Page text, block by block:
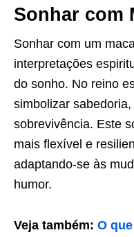
Sonhar com
Sonhar com um
interpretações
do sonho. No reino
simbolizar
sobrevivência. Este
mais flexível e
adaptando-se às
humor.
Veja também: O